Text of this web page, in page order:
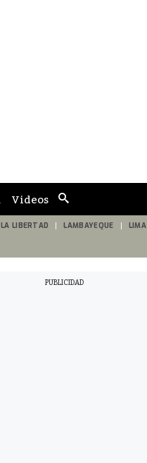
de
búsqueda
Videos
LA LIBERTAD LAMBAYEQUE LIMA